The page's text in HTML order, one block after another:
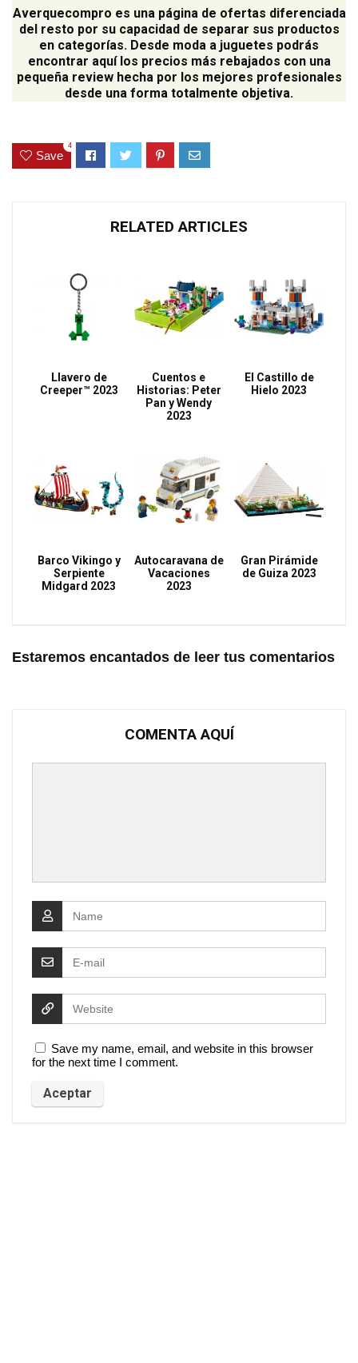
Averquecompro es una página de ofertas diferenciada
del resto por su capacidad de separar sus productos
en categorías. Desde moda a juguetes podrás
encontrar aquí los precios más rebajados con una
pequeña review hecha por los mejores profesionales
desde una forma totalmente objetiva.
Save
4
RELATED ARTICLES
Llavero de
Creeper™ 2023
Cuentos e
Historias: Peter
Pan y Wendy
2023
El Castillo de
Hielo 2023
Barco Vikingo y
Serpiente
Midgard 2023
Autocaravana de
Vacaciones
2023
Gran Pirámide
de Guiza 2023
Estaremos encantados de leer tus comentarios
COMENTA AQUÍ
Save my name, email, and website in this browser
for the next time I comment.